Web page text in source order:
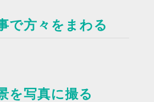
で方々をまわる
を写真に撮る